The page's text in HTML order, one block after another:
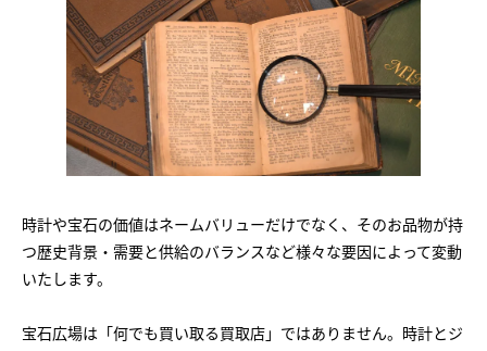
時計や宝石の価値はネームバリューだけでなく、そのお品物が持
つ歴史背景・需要と供給のバランスなど様々な要因によって変動
いたします。
宝石広場は「何でも買い取る買取店」ではありません。時計とジ